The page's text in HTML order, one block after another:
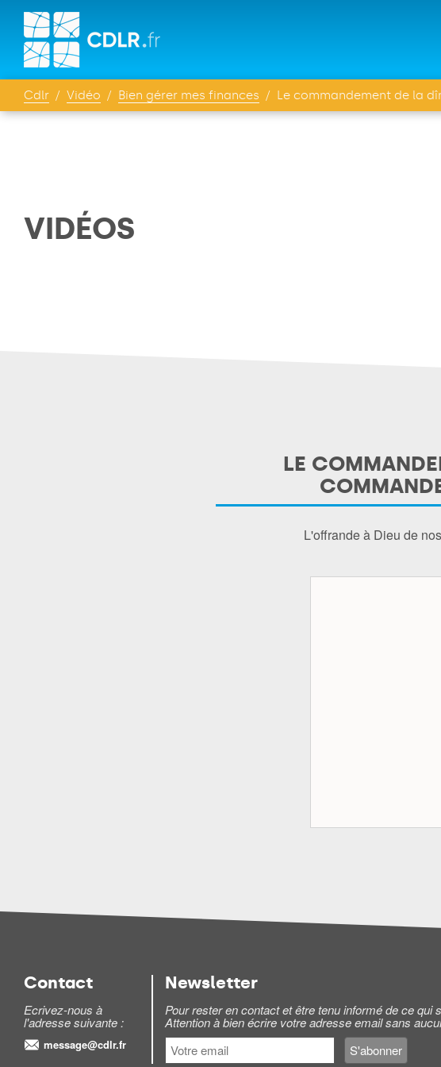
Cdlr Vidéo Bien gérer mes finances Le commandement de la dîme est-il
VIDÉOS
LE
L'offrande à Dieu de
Contact
Ecrivez-nous à
l'adresse suivante :
message@cdlr.fr
Newsletter
Pour rester en contact et être tenu informé de ce
Attention à bien écrire votre adresse email sans